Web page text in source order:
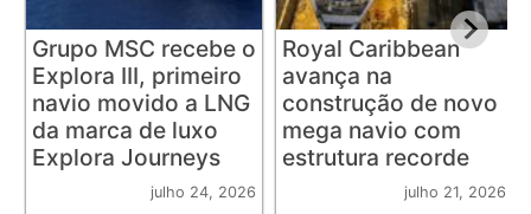
Grupo MSC recebe o
Explora III, primeiro
navio movido a LNG
da marca de luxo
Explora Journeys
julho 24, 2026
Royal Caribbean
avança na
construção de novo
mega navio com
estrutura recorde
julho 21, 2026